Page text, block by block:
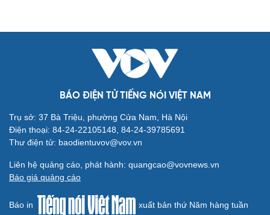
BÁO ĐIỆN TỬ TIẾNG NÓI VIỆT NAM
Trụ sở: 37 Bà Triệu, phường Cửa Nam, Hà Nội
Điện thoại: 84-24-22105148, 84-24-39785691
Thư điện tử: baodientuvov@vov.vn
Liên hệ quảng cáo, phát hành: quangcao@vovnews.vn
Báo giá quảng cáo
Báo in xuất bản thứ Năm hàng tuần